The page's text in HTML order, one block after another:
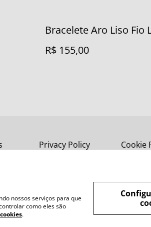
Bracelete Aro Liso Fio
R$ 155,00
Privacy Policy Cookie
nossos serviços para que
como eles são
.